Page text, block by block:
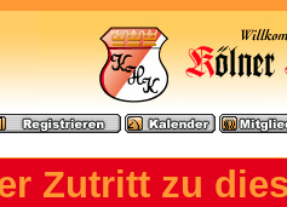
Zutritt zu